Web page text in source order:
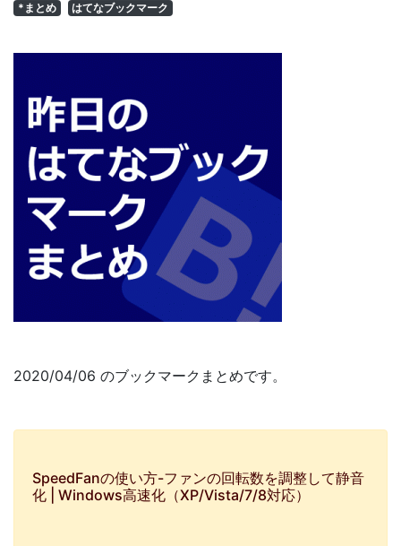
*まとめ はてなブックマーク
2020/04/06 のブックマークまとめです。
SpeedFanの使い方-ファンの回転数を調整して静音
化 | Windows高速化（XP/Vista/7/8対応）